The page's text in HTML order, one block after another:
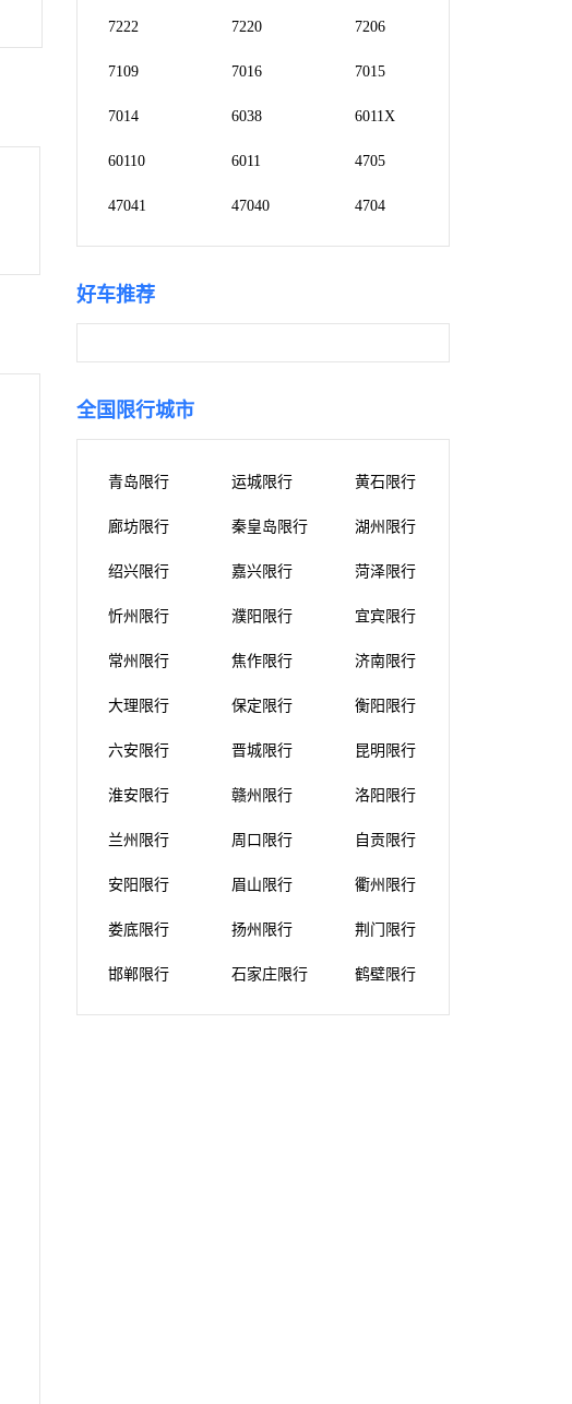
7222 7220 7206
7109 7016 7015
7014 6038 6011X
60110 6011 4705
47041 47040 4704
好车推荐
全国限行城市
青岛限行 运城限行 黄石限行
廊坊限行 秦皇岛限行 湖州限行
绍兴限行 嘉兴限行 菏泽限行
忻州限行 濮阳限行 宜宾限行
常州限行 焦作限行 济南限行
大理限行 保定限行 衡阳限行
六安限行 晋城限行 昆明限行
淮安限行 赣州限行 洛阳限行
兰州限行 周口限行 自贡限行
安阳限行 眉山限行 衢州限行
娄底限行 扬州限行 荆门限行
邯郸限行 石家庄限行 鹤壁限行